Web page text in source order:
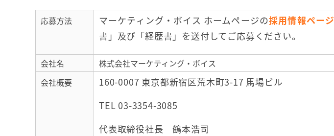
応募方法 マーケティング・ボイス ホームページの採用情報ページ
書」及び「経歴書」を送付してご応募ください。
会社名
株式会社マーケティング・ボイス
会社概要
160-0007 東京都新宿区荒木町3-17 馬場ビル
TEL 03-3354-3085
代表取締役社長 鶴本浩司